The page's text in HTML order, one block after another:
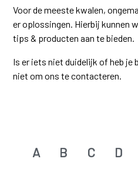
Voor de meeste kwalen,
er oplossingen. Hierbij kunnen
tips & producten aan te bieden.
Is er iets niet duidelijk of heb je
niet om ons te contacteren.
A B C D